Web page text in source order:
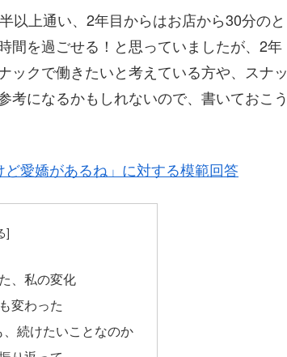
以上通い、2年目からはお店から30分のと
間を過ごせる！と思っていましたが、2年
ックで働きたいと考えている方や、スナッ
考になるかもしれないので、書いておこう
愛嬌があるね」に対する模範回答
、私の変化
変わった
続けたいことなのか